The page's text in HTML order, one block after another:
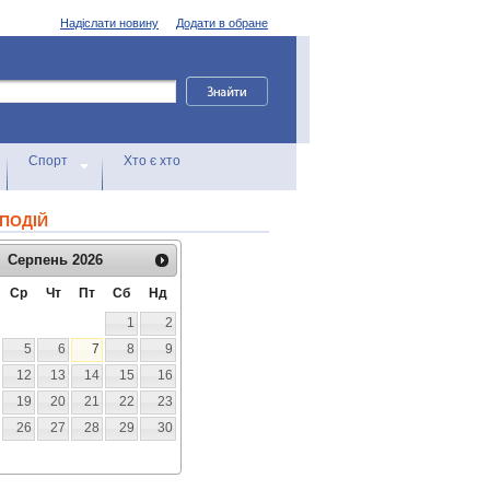
Додати в обране
Надіслати новину
Спорт Хто є хто
Серпень 2026
Ср Чт Пт Сб
Нд
1
2
5 6 7 8
9
12 13 14 15
16
19 20 21 22
23
26 27 28 29
30